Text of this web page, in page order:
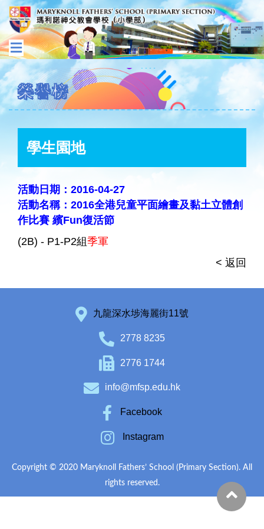
榮譽榜
學生園地
活動日期：2016-04-27
活動名稱：2016全港兒童平面繪畫及黏土立體創
作比賽 繽Fun復活節
(2B) - P1-P2組季軍
< 返回
九龍深水埗海麗街11號
2778 8235
2776 1744
info@mfsp.edu.hk
Facebook
Instagram
Copyright © 2020 Maryknoll Fathers’ School (Primary Section). All
rights reserved.